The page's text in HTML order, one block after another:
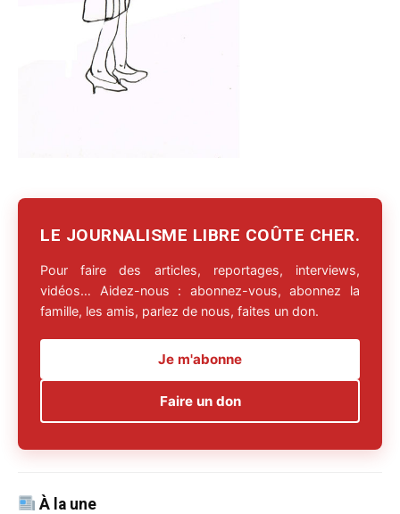
LE JOURNALISME LIBRE COÛTE CHER.
Pour faire des articles, reportages, interviews,
vidéos… Aidez-nous : abonnez-vous, abonnez la
famille, les amis, parlez de nous, faites un don.
Je m'abonne
Faire un don
À la une